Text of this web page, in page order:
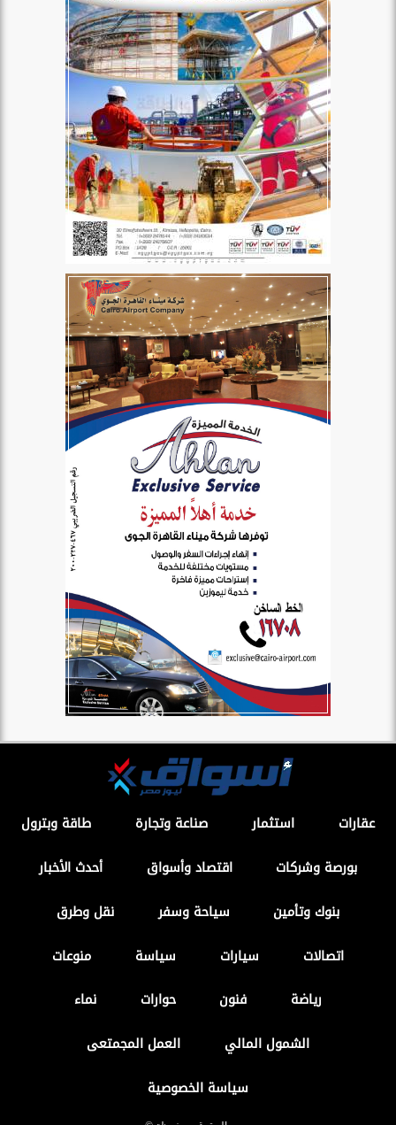
عقارات استثمار صناعة وتجارة
طاقة وبترول
بورصة وشركات
اقتصاد وأسواق
أحدث الأخبار
بنوك وتأمين
سياحة وسفر
نقل وطرق
اتصالات
سيارات سياسة
منوعات
رياضة
فنون حوارات
نماء
الشمول المالي
العمل المجمتعى
سياسة الخصوصية